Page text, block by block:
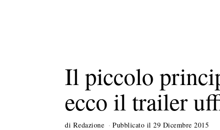
Il piccolo
ecco il trailer
di Redazione Pubblicato il 29 Dicembre 2015